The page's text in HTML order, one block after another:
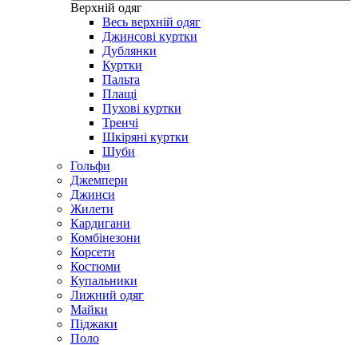
Верхній одяг
Весь верхній одяг
Джинсові куртки
Дублянки
Куртки
Пальта
Плащі
Пухові куртки
Тренчі
Шкіряні куртки
Шуби
Гольфи
Джемпери
Джинси
Жилети
Кардигани
Комбінезони
Корсети
Костюми
Купальники
Лижний одяг
Майки
Піджаки
Поло